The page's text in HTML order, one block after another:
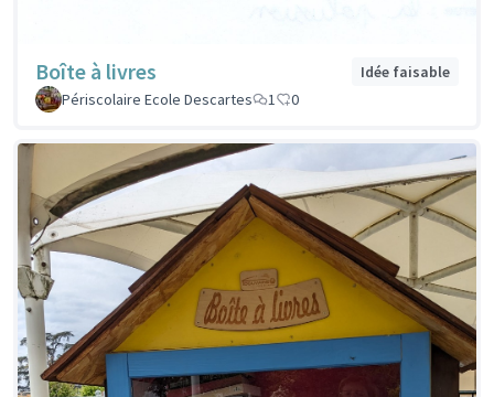
Boîte à livres
Idée faisable
Périscolaire Ecole Descartes
1 0